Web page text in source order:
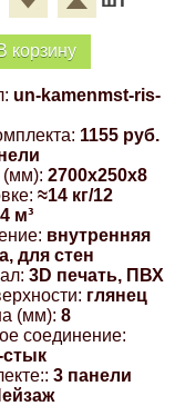
корзину
un-kamenmst-ris-
1155 руб.
(мм): 2700x250x8
≈14 кг/12
м³
внутренняя
для стен
3D печать, ПВХ
глянец
(мм): 8
соединение:
стык
3 панели